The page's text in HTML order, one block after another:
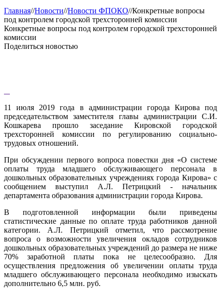
Главная//Новости//Новости ФПОКО//Конкретные вопросы
под контролем городской трехсторонней комиссии
Конкретные вопросы под контролем городской трехсторонней
комиссии
Поделиться новостью
11 июля 2019 года в администрации города Кирова под
председательством заместителя главы администрации С.И.
Кошкарева прошло заседание Кировской городской
трехсторонней комиссии по регулированию социально-
трудовых отношений.
При обсуждении первого вопроса повестки дня «О системе
оплаты труда младшего обслуживающего персонала в
дошкольных образовательных учреждениях города Кирова» с
сообщением выступил А.Л. Петрицкий - начальник
департамента образования администрации города Кирова.
В подготовленной информации были приведены
статистические данные по оплате труда работников данной
категории. А.Л. Петрицкий отметил, что рассмотрение
вопроса о возможности увеличения окладов сотрудников
дошкольных образовательных учреждений до размера не ниже
70% заработной платы пока не целесообразно. Для
осуществления предложения об увеличении оплаты труда
младшего обслуживающего персонала необходимо изыскать
дополнительно 6,5 млн. руб.